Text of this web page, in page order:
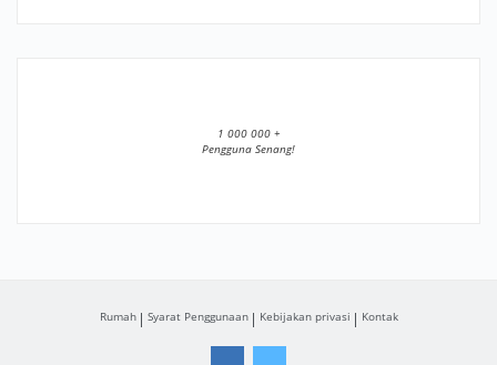
1 000 000 +
Pengguna Senang!
Rumah Syarat Penggunaan Kebijakan privasi Kontak